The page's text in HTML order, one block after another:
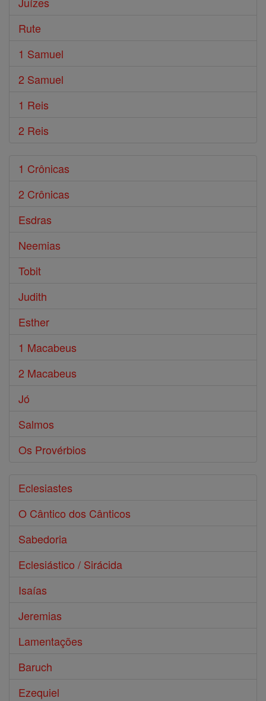
Rute
1 Samuel
2 Samuel
1 Reis
2 Reis
1 Crônicas
2 Crônicas
Esdras
Neemias
Tobit
Judith
Esther
1 Macabeus
2 Macabeus
Jó
Salmos
Os Provérbios
Eclesiastes
O Cântico dos Cânticos
Sabedoria
Eclesiástico / Sirácida
Isaías
Jeremias
Lamentações
Baruch
Ezequiel